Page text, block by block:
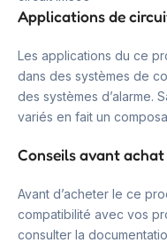
Applications de
Les applications du ce
dans des systèmes de
des systèmes d’alarme.
variés en fait un
Conseils avant achat
Avant d’acheter le ce
compatibilité avec vos
consulter la